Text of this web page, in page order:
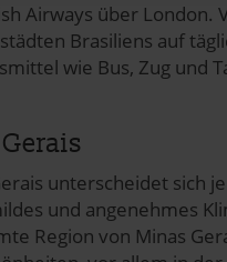
notwendigen Cookies
anders
kannst diese
verwendeten Verfahren
Airways über
Brasiliens auf
wie Bus, Zug und
unterscheidet sich
und angenehmes
Region von Minas